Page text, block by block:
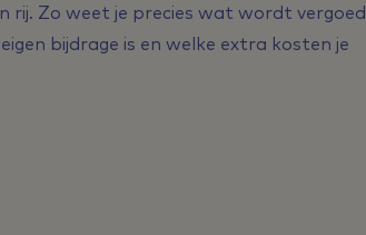
rij. Zo weet je precies wat wordt vergoed
bijdrage is en welke extra kosten je